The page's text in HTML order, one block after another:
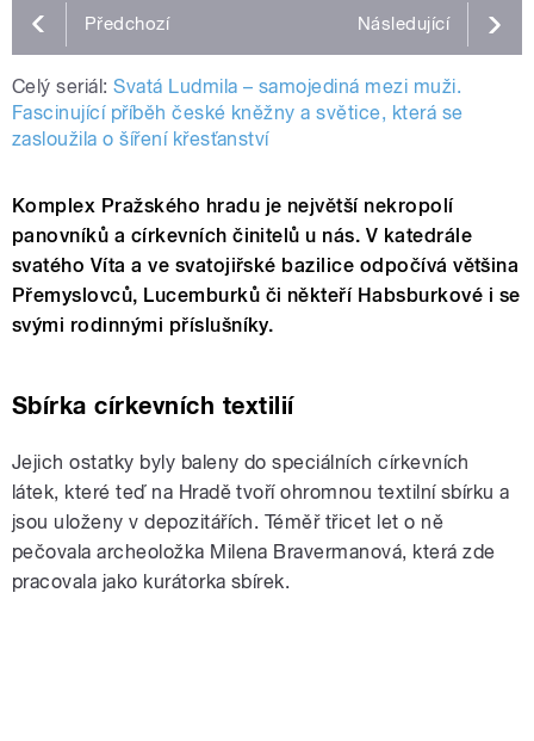
Předchozí Následující
Celý seriál: Svatá Ludmila – samojediná mezi muži.
Fascinující příběh české kněžny a světice, která se
zasloužila o šíření křesťanství
Komplex Pražského hradu je největší nekropolí
panovníků a církevních činitelů u nás. V katedrále
svatého Víta a ve svatojiřské bazilice odpočívá většina
Přemyslovců, Lucemburků či někteří Habsburkové i se
svými rodinnými příslušníky.
Sbírka církevních textilií
Jejich ostatky byly baleny do speciálních církevních
látek, které teď na Hradě tvoří ohromnou textilní sbírku a
jsou uloženy v depozitářích. Téměř třicet let o ně
pečovala archeoložka Milena Bravermanová, která zde
pracovala jako kurátorka sbírek.